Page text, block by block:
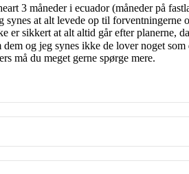
3 måneder i ecuador (måneder på
synes at alt levede op til
er sikkert at alt altid går efter planerne,
dem og jeg synes ikke de lover noget
må du meget gerne spørge mere.